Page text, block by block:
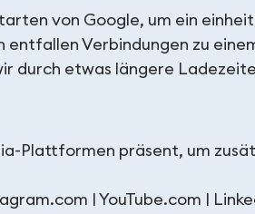
von Google, um ein
entfallen Verbindungen zu
durch etwas längere
Plattformen präsent, um
| YouTube.com |